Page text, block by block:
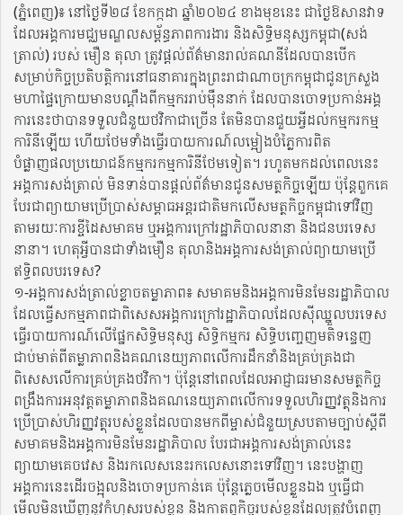
(ភ្នំពេញ)៖ នៅថ្ងៃទី២៨ ខែកក្កដា​​ ឆ្នាំ២០២៤ ខាងមុខនេះ ជាថ្ងៃឱសានវាទ
ដែលអង្គការមជ្ឈមណ្ឌលសម្ព័ន្ធភាពការងារ និងសិទ្ធិមនុស្សកម្ពុជា(សង់
ត្រាល់)​ របស់ មឿន តុលា ត្រូវផ្ដល់ព័ត៌មានរាល់គណនីដែលបានបើក
សម្រាប់កិច្ចប្រតិបត្តិការនៅធនាគារក្នុងព្រះរាជាណាចក្រកម្ពុជាជូនក្រសួង
មហាផ្ទៃក្រោយមានបណ្តឹងពីកម្មកររាប់ម៉ឺននាក់ ដែលបានចោទប្រកាន់អង្គ
ការនេះថាបានទទួលជំនួយថវិកាជាច្រើន តែមិនបានជួយអ្វីដល់កម្មករកម្ម
ការិនីឡើយ ហើយថែមទាំងធ្វើរបាយការណ៍លម្អៀងបំភ្លៃការពិត
បំផ្លាញផលប្រយោជន៍កម្មករកម្មការិនីថែមទៀត។ រហូតមកដល់ពេលនេះ
អង្គការសង់ត្រាល់ មិនទាន់បានផ្តល់ព័ត៌មានជូនសមត្ថកិច្ចឡើយ ប៉ុន្តែពួកគេ
បែរជាព្យាយាមប្រើប្រាស់សម្ពាធអន្តរជាតិមកលើសមត្ថកិច្ចកម្ពុជាទៅវិញ
តាមរយៈការខ្ចីដៃសមាគម ឬអង្គការក្រៅរដ្ឋាភិបាលនានា និងជនបរទេស
នានា។ ហេតុអ្វីបានជាទាំងមឿន តុលា​និងអង្គការសង់ត្រាល់ព្យាយាមប្រើ
ឥទ្ធិពលបរទេស?
១-អង្គការសង់ត្រាល់ខ្លាចតម្លាភាព៖ សមាគមនិងអង្គការមិនមែនរដ្ឋាភិបាល
ដែលធ្វើសកម្មភាពជាពិសេសអង្គការក្រៅរដ្ឋាភិបាលដែលស៊ីឈ្នួលបរទេស
ធ្វើរបាយការណ៍លើផ្នែកសិទ្ធិមនុស្ស​ សិទ្ធិកម្មករ សិទ្ធិបញ្ចេញមតិទន្ទេញ
ជាប់មាត់ពីតម្លាភាពនិងគណនេយ្យភាពលើការដឹកនាំនិងគ្រប់គ្រងជា
ពិសេសលើការគ្រប់គ្រងថវិកា។ ប៉ុន្តែនៅពេលដែលអាជ្ញាធរមានសមត្ថកិច្ច
ពង្រឹងការអនុវត្តតម្លាភាពនិងគណនេយ្យភាពលើការទទួលហិរញ្ញវត្ថុនិងការ
ប្រើប្រាស់ហិរញ្ញវត្ថុរបស់ខ្លួនដែលបានមកពីម្ចាស់ជំនួយស្របតាមច្បាប់ស្តីពី
សមាគមនិងអង្គការមិនមែនរដ្ឋាភិបាល បែរជាអង្គការសង់ត្រាល់នេះ
ព្យាយាមគេចវេស និងរកលេសនេះរកលេសនោះទៅវិញ។ នេះបង្ហាញ
អង្គការនេះដើរចង្អុលនិងចោទប្រកាន់គេ ប៉ុន្តែភ្លេចមើលខ្លួនឯង ឬធ្វើជា
មើលមិនឃើញនូវកំហុសរបស់ខ្លួន និងកាតព្វកិច្ចរបស់ខ្លួនដែលត្រូវបំពេញ